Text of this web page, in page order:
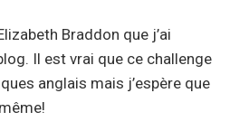
Braddon que j’ai
Il est vrai que ce challenge
anglais mais j’espère que